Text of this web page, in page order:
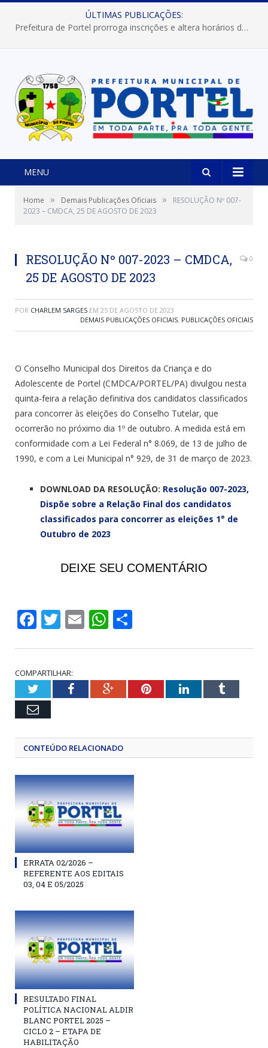
ÚLTIMAS PUBLICAÇÕES:
Prefeitura de Portel prorroga inscrições e altera horários dos concursos “Musa” e “Miss Mix Verão 2026”
MENU
Home » Demais Publicações Oficiais »
RESOLUÇÃO Nº 007-
2023 – CMDCA, 25 DE AGOSTO DE 2023
RESOLUÇÃO Nº 007-2023 – CMDCA,
25 DE AGOSTO DE 2023
0
POR CHARLEM SARGES EM 25 DE AGOSTO DE 2023
DEMAIS PUBLICAÇÕES OFICIAIS, PUBLICAÇÕES OFICIAIS
O Conselho Municipal dos Direitos da Criança e do
Adolescente de Portel (CMDCA/PORTEL/PA) divulgou nesta
quinta-feira a relação definitiva dos candidatos classificados
para concorrer às eleições do Conselho Tutelar, que
ocorrerão no próximo dia 1º de outubro. A medida está em
conformidade com a Lei Federal n° 8.069, de 13 de julho de
1990, e com a Lei Municipal n° 929, de 31 de março de 2023.
DOWNLOAD DA RESOLUÇÃO: Resolução 007-2023,
Dispõe sobre a Relação Final dos candidatos
classificados para concorrer as eleições 1° de
Outubro de 2023
DEIXE SEU COMENTÁRIO
Facebook
Twitter
EmailWhatsApp
COMPARTILHAR:
TwitterFacebookGoogle+PinterestLinkedInTumblr
Email
CONTEÚDO RELACIONADO
ERRATA 02/2026 –
REFERENTE AOS EDITAIS
03, 04 E 05/2025
RESULTADO FINAL
POLÍTICA NACIONAL ALDIR
BLANC PORTEL 2025 –
CICLO 2 – ETAPA DE
HABILITAÇÃO